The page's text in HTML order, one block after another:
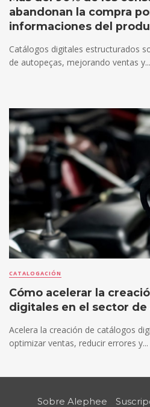
abandonan la compra
informaciones del
Catálogos digitales estructurados
de autopeças, mejorando ventas y...
CATALOGACIÓN
Cómo acelerar la
digitales en el sector
Acelera la creación de catálogos
optimizar ventas, reducir errores y...
Sobre Alephee